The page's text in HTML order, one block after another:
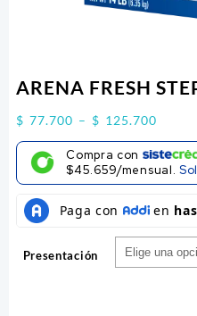
ARENA FRESH
$ 77.700 – $ 125.700Price
range:
$
$
Compra con
$45.659/mensual.
Presentación